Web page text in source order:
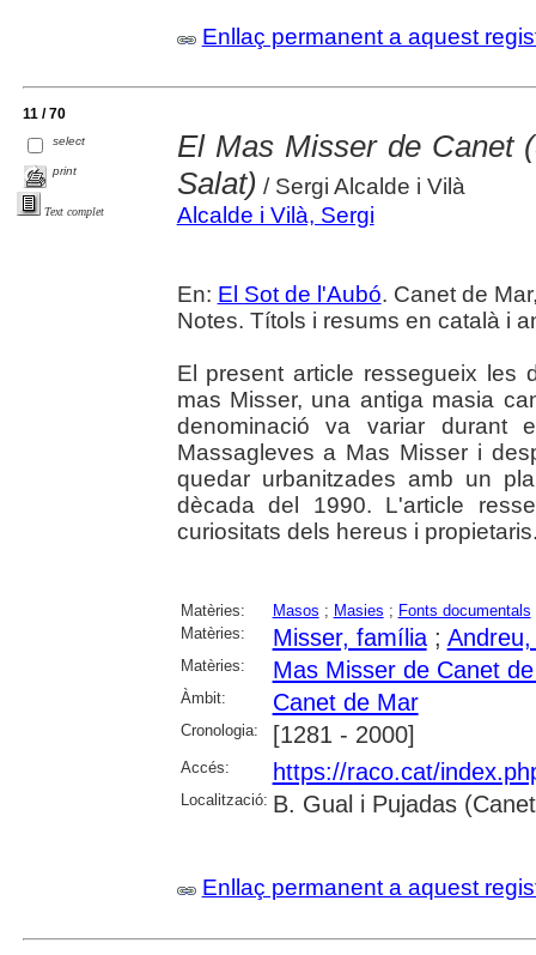
Enllaç permanent a aquest
11 / 70
select
print
Text complet
El Mas Misser de Canet
Salat) / Sergi Alcalde i Vilà
Alcalde i Vilà, Sergi
En: El Sot de l'Aubó. Canet de
Notes. Títols i resums en català i
El present article ressegueix les
mas Misser, una antiga masia
denominació va variar
Massagleves a Mas Misser i
quedar urbanitzades amb un
dècada del 1990. L'article
curiositats dels hereus i
Matèries: Masos ; Masies ; Fonts documentals
Matèries:
Misser, família;
Matèries: Mas Misser de Canet
Àmbit: Canet de Mar
Cronologia: [1281 - 2000]
Accés: https://raco.cat/
Localització: B. Gual i Pujadas
Enllaç permanent a aquest